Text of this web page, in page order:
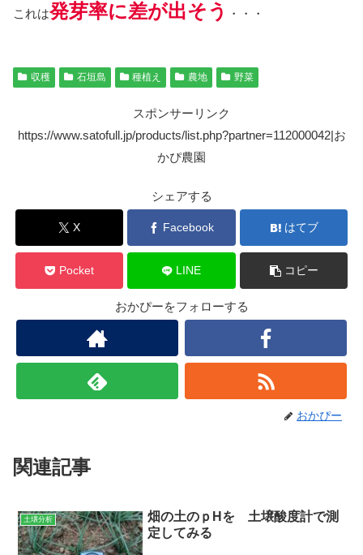
これは発芽率に差が出そう ・・・
収穫 石垣島 種植え 農地 野菜
スポンサーリンク
https://www.satofull.jp/products/list.php?partner=112000042|お
かぴ農園
シェアする
X Facebook はてブ
Pocket LINE コピー
おかぴーをフォローする
おかぴー
関連記事
土壌分析
畑の土のｐHを 土壌酸度計で測
定してみる